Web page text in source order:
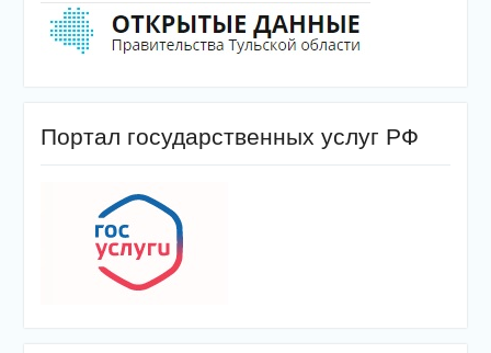
Портал государственных услуг РФ